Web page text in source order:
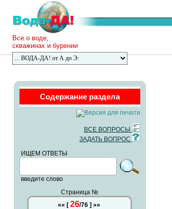
Все о воде,
скважинах и бурении
Содержание раздела
ВСЕ ВОПРОСЫ
ЗАДАТЬ ВОПРОС
ИЩЕМ ОТВЕТЫ
введите слово
Страница №
«« [ 26/76] »»